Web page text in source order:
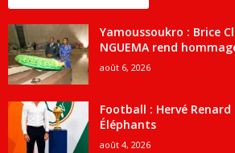
Yamoussoukro : Brice
NGUEMA rend
août 6, 2026
Football : Hervé
Éléphants
août 4, 2026